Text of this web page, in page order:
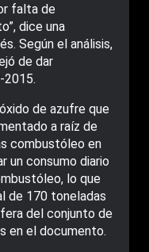
falta de
dice una
Según el análisis,
de dar
2015.
de azufre que
a raíz de
combustóleo en
un consumo diario
lo que
de 170 toneladas
del conjunto de
en el documento.